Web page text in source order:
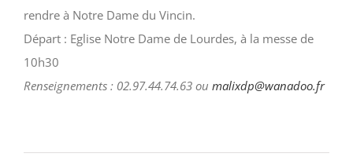
rendre à Notre Dame du Vincin.
Départ : Eglise Notre Dame de Lourdes, à la messe de
10h30
Renseignements : 02.97.44.74.63 ou malixdp@wanadoo.fr